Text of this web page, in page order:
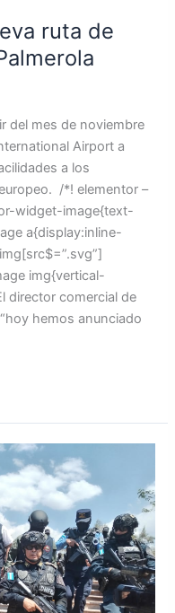
ruta de
del mes de noviembre
Airport a
a los
/*! elementor –
widget-image{text-
a{display:inline-
img{vertical-
director comercial de
hemos anunciado